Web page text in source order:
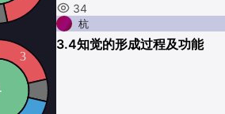
34
杭
3.4知觉的形成过程及功能